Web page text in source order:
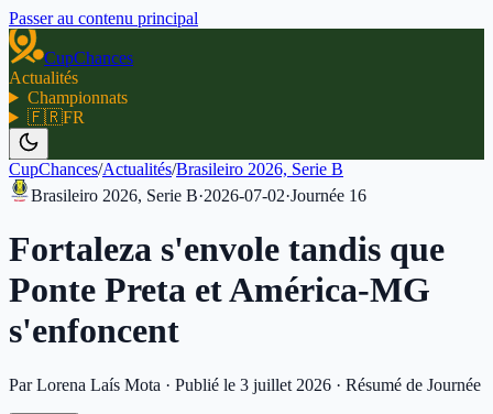
Passer au contenu principal
CupChances
Actualités
Championnats
🇫🇷FR
CupChances/Actualités/Brasileiro 2026, Serie B
Brasileiro 2026, Serie B·2026-07-02·Journée 16
Fortaleza s'envole tandis que
Ponte Preta et América-MG
s'enfoncent
Par Lorena Laís Mota · Publié le 3 juillet 2026 · Résumé de Journée